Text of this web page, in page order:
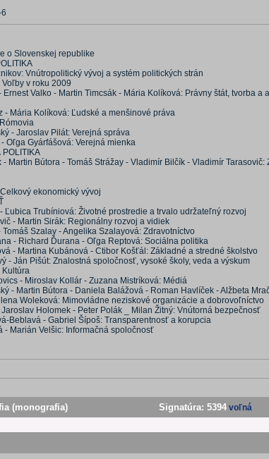
o Slovenskej republike
Vnútropolitický vývoj a systém politických strán
v roku 2009
Ernest Valko - Martin Timcsák - Mária Kolíková: Právny štát, tvorba a
- Mária Kolíková: Ľudské a menšinové práva
- Jaroslav Pilát: Verejná správa
Oľga Gyárfášová: Verejná mienka
- Martin Bútora - Tomáš Strážay - Vladimír Bilčík - Vladimír Tarasovič:
ekonomický vývoj
Ľubica Trubíniová: Životné prostredie a trvalo udržateľný rozvoj
- Martin Sirák: Regionálny rozvoj a vidiek
Tomáš Szalay - Angelika Szalayová: Zdravotníctvo
- Richard Ďurana - Oľga Reptová: Sociálna politika
- Martina Kubánová - Ctibor Košťál: Základné a stredné školstvo
- Ján Pišút: Znalostná spoločnosť, vysoké školy, veda a výskum
Kultúra
- Miroslav Kollár - Zuzana Mistríková: Médiá
- Martin Bútora - Daniela Balážová - Roman Havlíček - Alžbeta
Woleková: Mimovládne neziskové organizácie a dobrovoľníctvo
Jaroslav Holomek - Peter Polák _ Milan Žitný: Vnútorná bezpečnosť
Beblavá - Gabriel Šípoš: Transparentnosť a korupcia
- Marián Velšic: Informačná spoločnosť
(monografia) Signatúra: 5394 voľná